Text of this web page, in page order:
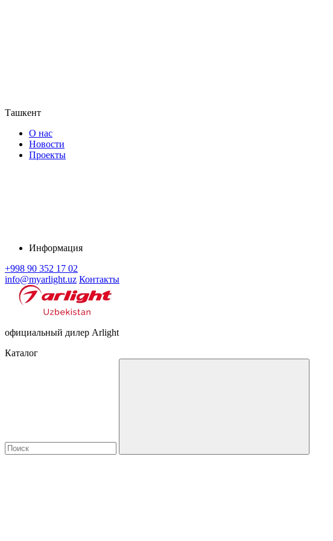
Ташкент
О нас
Новости
Проекты
Информация
+998 90 352 17 02
info@myarlight.uz Контакты
официальный дилер Arlight
Каталог